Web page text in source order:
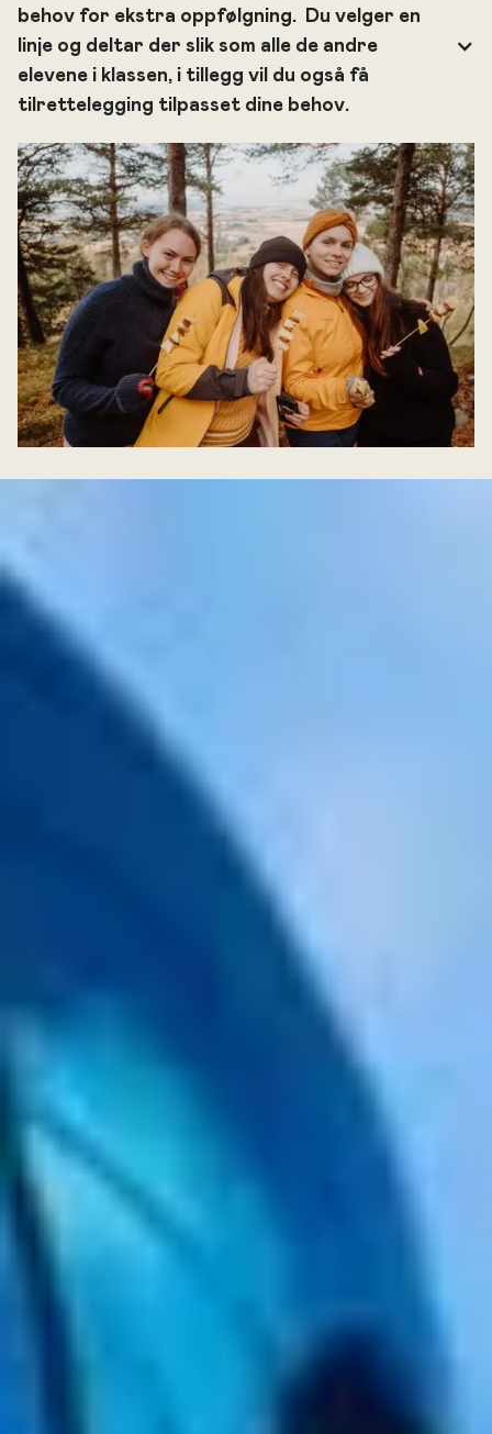
behov for ekstra oppfølgning.  Du velger en
linje og deltar der slik som alle de andre
elevene i klassen, i tillegg vil du også få
tilrettelegging tilpasset dine behov.